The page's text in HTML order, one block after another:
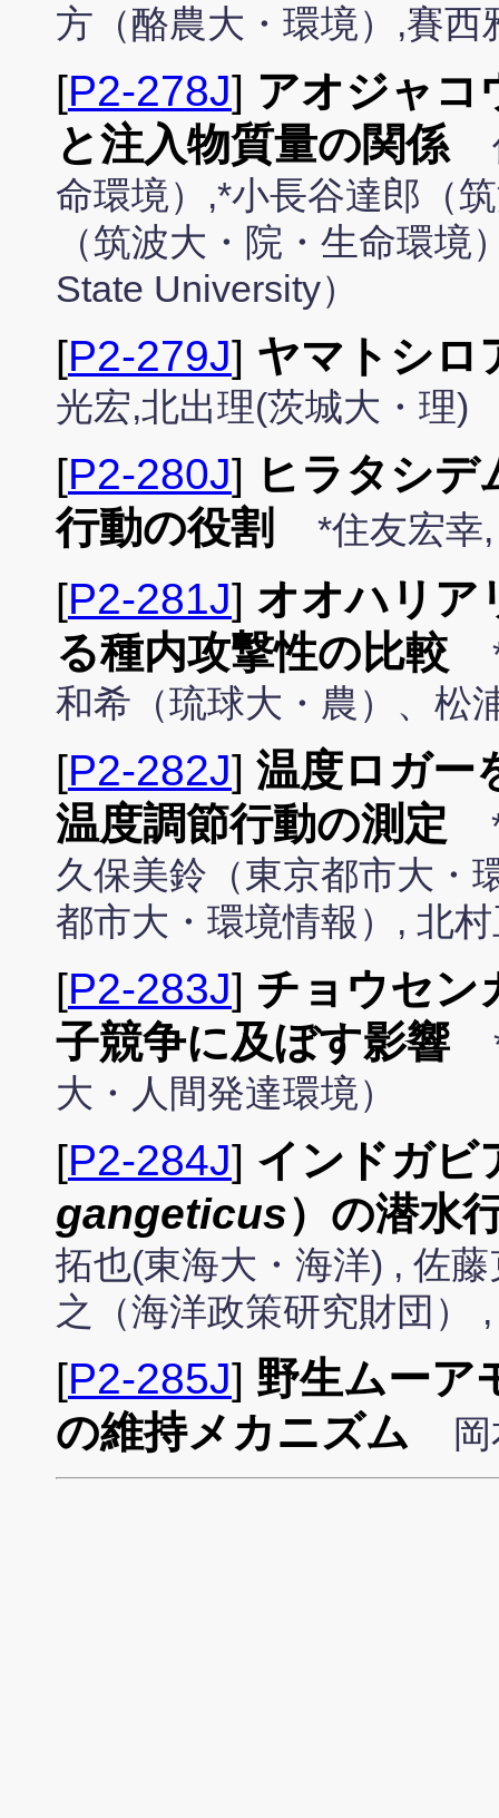
方（酪農大・環境）,賽
[P2-278J] アオジャコ
と注入物質量の関係
命環境）,*小長谷達郎（
（筑波大・院・生命環
State University）
[P2-279J] ヤマトシロ
光宏,北出理(茨城大・理)
[P2-280J] ヒラタシデ
行動の役割
*住友宏幸
[P2-281J] オオハリア
る種内攻撃性の比較
和希（琉球大・農）、松
[P2-282J] 温度ロガー
温度調節行動の測定
久保美鈴（東京都市大・
都市大・環境情報）, 北
[P2-283J] チョウセン
子競争に及ぼす影響
大・人間発達環境）
[P2-284J] インドガビ
gangeticus）の潜水
拓也(東海大・海洋) , 佐
之（海洋政策研究財団）
[P2-285J] 野生ムーア
の維持メカニズム